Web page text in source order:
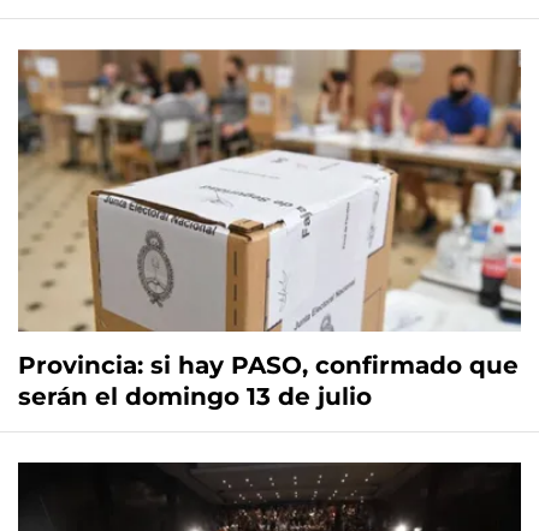
Provincia: si hay PASO, confirmado que
serán el domingo 13 de julio